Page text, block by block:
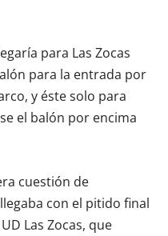
para Las Zocas
para la entrada por
y éste solo para
el balón por encima
cuestión de
con el pitido final
Las Zocas, que